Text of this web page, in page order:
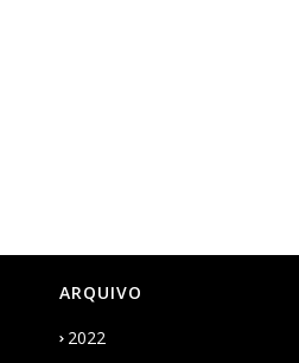
ARQUIVO
2022